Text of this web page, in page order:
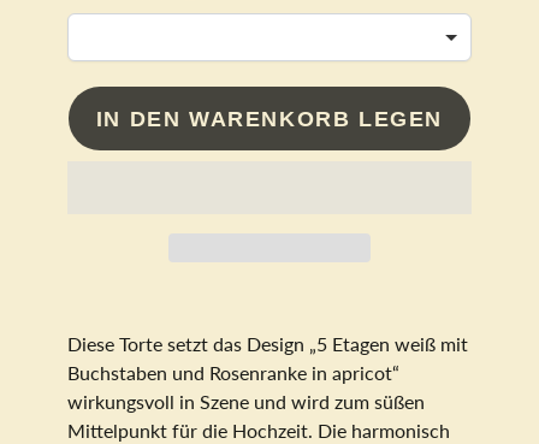
IN DEN WARENKORB LEGEN
Diese Torte setzt das Design „5 Etagen weiß mit
Buchstaben und Rosenranke in apricot“
wirkungsvoll in Szene und wird zum süßen
Mittelpunkt für die Hochzeit. Die harmonisch